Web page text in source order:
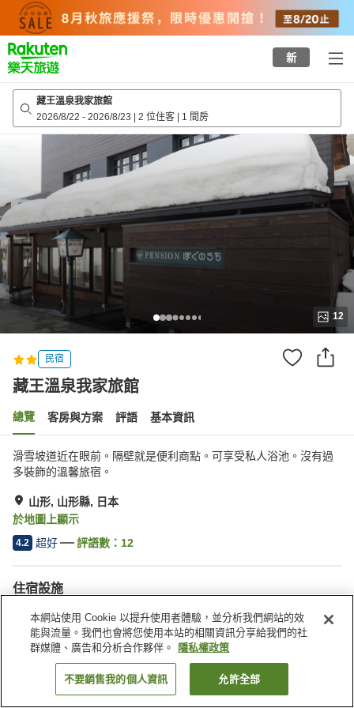
top
page
新
藏王溫泉我家旅館
2026/8/22 - 2026/8/23 | 2 位住客 | 1 間房
12
民宿
藏王溫泉我家旅館
總覽 客房與方案 評語 基本資訊
滑雪坡道近在眼前。隔壁就是便利商點。可享受私人浴池。沒有過
多裝飾的溫馨旅宿。
山形, 山形縣, 日本
於地圖上顯示
4.2 超好 評語數： 12
住宿設施
停車場
寵物友善
滑雪設備乾燥室
公共澡堂（溫泉）
找客房
本網站使用 Cookie 以提升使用者體驗，並分析我們網站的效
能與流量。我們也會將您使用本站的相關資訊分享給我們的社
群媒體、廣告和分析合作夥伴。
隱私權政策
不要銷售我的個人資訊 允許全部